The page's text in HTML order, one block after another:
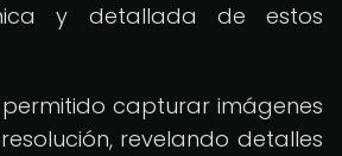
y detallada de estos
capturar imágenes
revelando detalles